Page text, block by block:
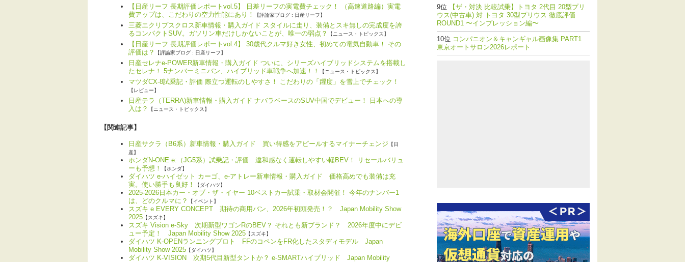
【日産リーフ 長期評価レポートvol.5】 日差リーフの実電費チェック！ （高速道路編）実電
費アップは、こだわりの空力性能にあり！
【評論家ブログ : 日産リーフ】
三菱エクリプスクロス新車情報・購入ガイド スタイルに走り、装備とスキ無しの完成度を誇
るコンパクトSUV。ガソリン車だけしかないことが、唯一の弱点？
【ニュース・トピックス】
【日産リーフ 長期評価レポートvol.4】 30歳代クルマ好き女性、初めての電気自動車！ その
評価は？
【評論家ブログ : 日産リーフ】
日産セレナe-POWER新車情報・購入ガイド ついに、シリーズハイブリッドシステムを搭載し
たセレナ！ 5ナンバーミニバン、ハイブリッド車戦争へ加速！！
【ニュース・トピックス】
マツダCX-8試乗記・評価 際立つ運転のしやすさ！ こだわりの「躍度」を雪上でチェック！
【レビュー】
日産テラ（TERRA)新車情報・購入ガイド ナバラベースのSUV中国でデビュー！ 日本への導
入は？
【ニュース・トピックス】
【関連記事】
日産サクラ（B6系）新車情報・購入ガイド 買い得感をアピールするマイナーチェンジ 【日
産】
ホンダN-ONE e:（JG5系）試乗記・評価 違和感なく運転しやすい軽BEV！ リセールバリュ
ーも予想！
【ホンダ】
ダイハツ e-ハイゼット カーゴ、e-アトレー新車情報・購入ガイド 価格高めでも装備は充
実。使い勝手も良好！
【ダイハツ】
2025-2026日本カー・オブ・ザ・イヤー 10ベストカー試乗・取材会開催！ 今年のナンバー1
は、どのクルマに？
【イベント】
スズキ e EVERY CONCEPT 期待の商用バン、2026年初頭発売！？ Japan Mobility Show
2025 【スズキ】
スズキ Vision e-Sky 次期新型ワゴンRのBEV？ それとも新ブランド？ 2026年度中にデビ
ュー予定！ Japan Mobility Show 2025 【スズキ】
ダイハツ K-OPENランニングプロト FFのコペンをFR化したスタディモデル Japan
Mobility Show 2025 【ダイハツ】
ダイハツ K-VISION 次期5代目新型タントか？ e-SMARTハイブリッド Japan Mobility
【ザ・対決 比較試乗】トヨタ 2代目 20型プリ
ウス(中古車) 対 トヨタ 30型プリウス 徹底評価
ROUND1 〜インプレッション編〜
コンパニオン＆キャンギャル画像集 PART1
東京オートサロン2026レポート